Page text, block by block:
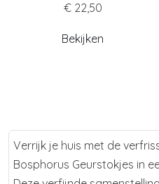
€ 22,50
Bekijken
Verrijk je huis met de
Bosphorus Geurstokjes in